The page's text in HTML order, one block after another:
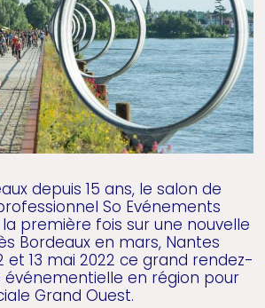
depuis 15 ans, le salon de
So Evénements
première fois sur une nouvelle
Bordeaux en mars, Nantes
et 13 mai 2022 ce grand rendez-
événementielle en région pour
Grand Ouest.